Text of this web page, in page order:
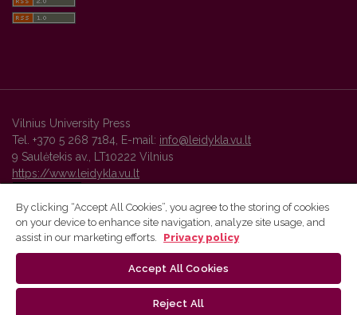
Vilnius University Press
Tel. +370 5 268 7184, E-mail: info@leidykla.vu.lt
9 Saulėtekis av., LT10222 Vilnius
https://www.leidykla.vu.lt
Vilnius University Press platform and metadata are distributed by
By clicking “Accept All Cookies”, you agree to the storing of cookies
on your device to enhance site navigation, analyze site usage, and
assist in our marketing efforts.
Privacy policy
Accept All Cookies
Reject All